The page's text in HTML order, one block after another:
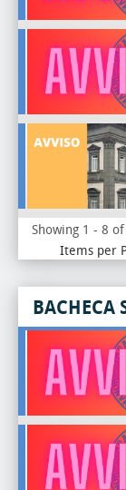
Showing 1 - 8
Items per
BACHECA